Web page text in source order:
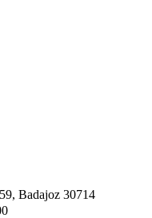
, Badajoz 30714